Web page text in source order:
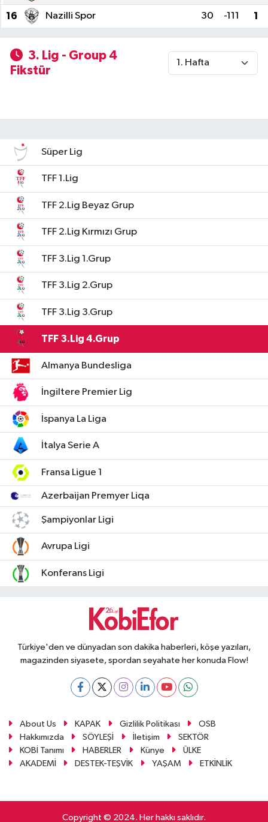
16 Nazilli Spor 30 -111 1
3. Lig - Group 4
Fikstür
Süper Lig
TFF 1.Lig
TFF 2.Lig Beyaz Grup
TFF 2.Lig Kırmızı Grup
TFF 3.Lig 1.Grup
TFF 3.Lig 2.Grup
TFF 3.Lig 3.Grup
TFF 3.Lig 4.Grup
Almanya Bundesliga
İngiltere Premier Lig
İspanya La Liga
İtalya Serie A
Fransa Ligue 1
Azerbaijan Premyer Liqa
Şampiyonlar Ligi
Avrupa Ligi
Konferans Ligi
Türkiye'den ve dünyadan son dakika haberleri, köşe yazıları,
magazinden siyasete, spordan seyahate her konuda Flow!
About Us KAPAK Gizlilik Politikası
OSB
Hakkımızda
SÖYLEŞİ İletişim
SEKTÖR
KOBİ Tanımı
HABERLER Künye
ÜLKE
AKADEMİ
DESTEK-TEŞVİK YAŞAM ETKİNLİK
Copyright © 2024. Her hakkı saklıdır.